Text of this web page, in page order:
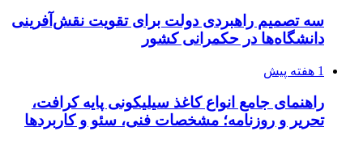
سه تصمیم راهبردی دولت برای تقویت نقش‌آفرینی
دانشگاه‌ها در حکمرانی کشور
1 هفته پیش
راهنمای جامع انواع کاغذ سیلیکونی پایه کرافت،
تحریر و روزنامه؛ مشخصات فنی، سئو و کاربردها